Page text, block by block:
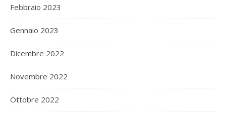
Febbraio 2023
Gennaio 2023
Dicembre 2022
Novembre 2022
Ottobre 2022